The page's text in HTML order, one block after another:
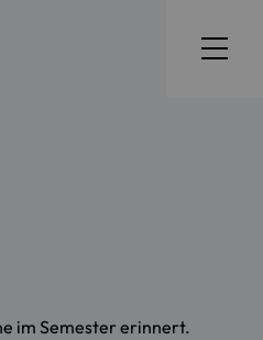
im Semester erinnert.